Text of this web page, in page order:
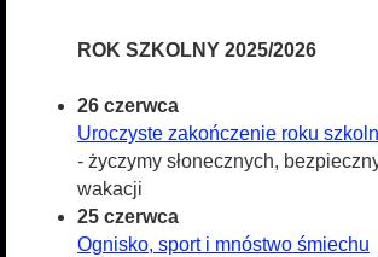
ROK SZKOLNY 2025/2026
26 czerwca
Uroczyste zakończenie roku
- życzymy słonecznych,
wakacji
25 czerwca
Ognisko, sport i mnóstwo śmiechu